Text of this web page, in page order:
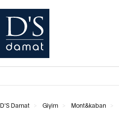
D'S Damat Giyim Mont&kaban